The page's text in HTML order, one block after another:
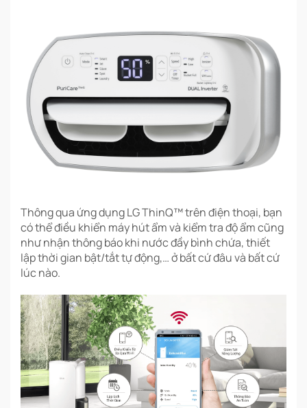
Thông qua ứng dụng LG ThinQ™ trên điện thoại, bạn
có thể điều khiển máy hút ẩm và kiểm tra độ ẩm cũng
như nhận thông báo khi nước đầy bình chứa, thiết
lập thời gian bật/tắt tự động,… ở bất cứ đâu và bất cứ
lúc nào.